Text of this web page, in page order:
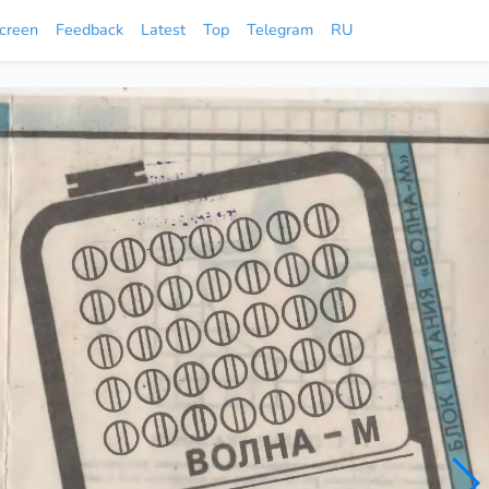
Feedback Latest Top Telegram RU